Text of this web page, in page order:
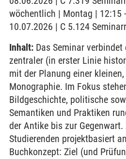
wöchentlich | Montag | 12:15
10.07.2026 | C 5.124
Inhalt: Das Seminar
zentraler (in erster Linie
mit der Planung einer
Monographie. Im Fokus
Bildgeschichte, politische
Semantiken und Praktiken
der Antike bis zur
Studierenden projektbasiert
Buchkonzept: Ziel (und